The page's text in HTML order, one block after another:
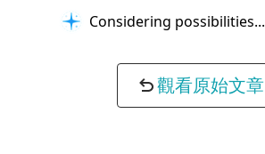
Considering possibilities...
觀看原始文章